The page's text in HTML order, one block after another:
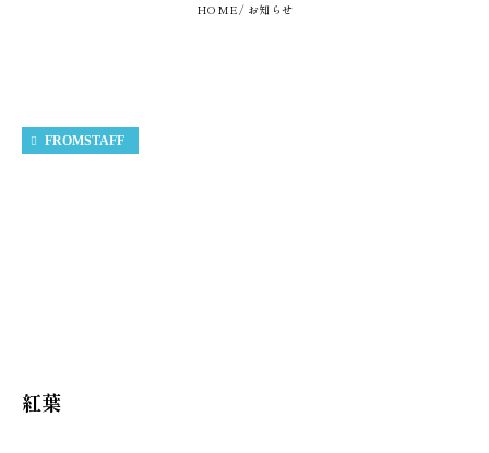
HOME お知らせ
FROMSTAFF
紅葉